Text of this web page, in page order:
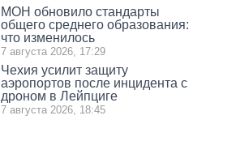
МОН обновило стандарты
общего среднего образования:
что изменилось
7 августа 2026, 17:29
Чехия усилит защиту
аэропортов после инцидента с
дроном в Лейпциге
7 августа 2026, 18:45